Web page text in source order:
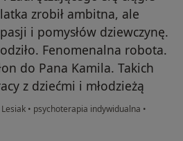
zrobił ambitna, ale
i pomysłów dziewczynę.
Fenomenalna robota.
do Pana Kamila. Takich
z dziećmi i młodzieżą
• psychoterapia indywidualna •